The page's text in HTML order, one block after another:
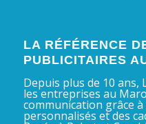
LA RÉFÉRENCE
PUBLICITAIRES
Depuis plus de 10 ans,
les entreprises au
communication grâce
personnalisés et des